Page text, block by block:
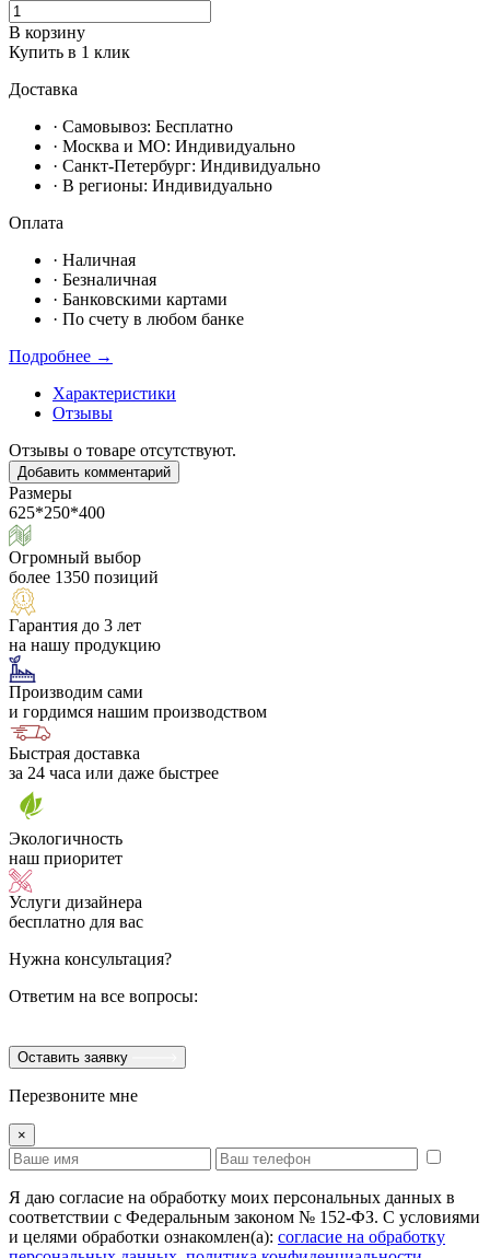
В корзину
Купить в 1 клик
Доставка
· Самовывоз: Бесплатно
· Москвa и МО: Индивидуально
· Санкт-Петербург: Индивидуально
· В регионы: Индивидуально
Оплата
· Наличная
· Безналичная
· Банковскими картами
· По счету в любом банке
Подробнее →
Характеристики
Отзывы
Отзывы о товаре отсутствуют.
Добавить комментарий
Размеры
625*250*400
Огромный выбор
более 1350 позиций
Гарантия до 3 лет
на нашу продукцию
Производим сами
и гордимся нашим производством
Быстрая доставка
за 24 часа или даже быстрее
Экологичность
наш приоритет
Услуги дизайнера
бесплатно для вас
Нужна консультация?
Ответим на все вопросы:
Оставить заявку
Перезвоните мне
×
Я даю согласие на обработку моих персональных данных в
соответствии с Федеральным законом № 152-ФЗ. С условиями
и целями обработки ознакомлен(а): cогласие на обработку